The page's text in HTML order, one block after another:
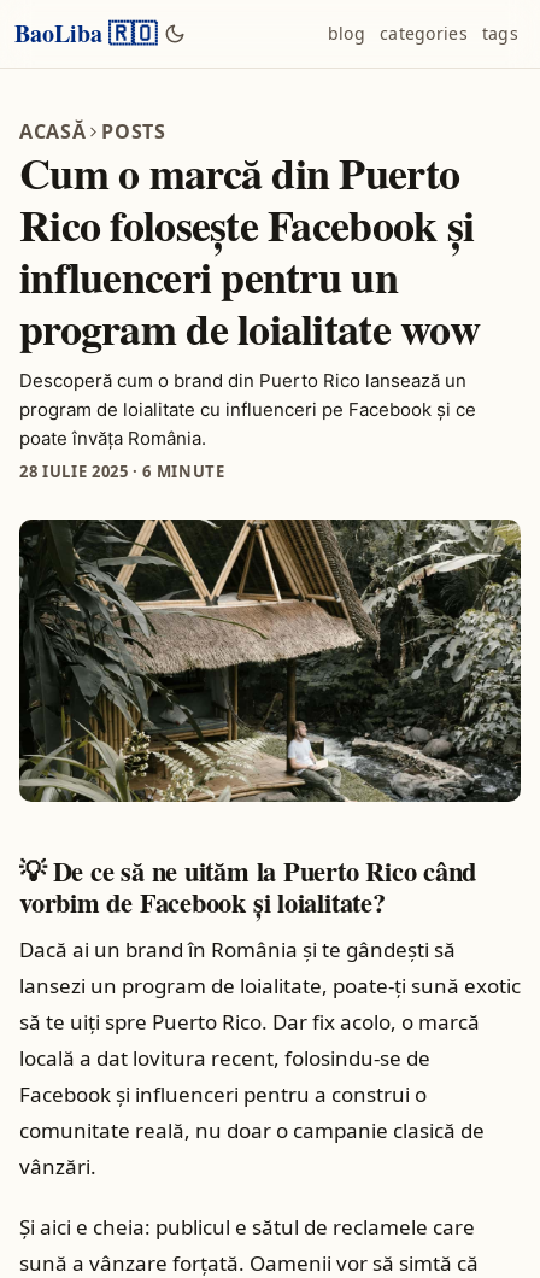
BaoLiba 🇷🇴 blog categories tags
ACASĂ POSTS
Cum o marcă din Puerto
Rico folosește Facebook și
influenceri pentru un
program de loialitate wow
Descoperă cum o brand din Puerto Rico lansează un
program de loialitate cu influenceri pe Facebook și ce
poate învăța România.
28 IULIE 2025 ·6 MINUTE
💡 De ce să ne uităm la Puerto Rico când
vorbim de Facebook și loialitate?
Dacă ai un brand în România și te gândești să
lansezi un program de loialitate, poate-ți sună exotic
să te uiți spre Puerto Rico. Dar fix acolo, o marcă
locală a dat lovitura recent, folosindu-se de
Facebook și influenceri pentru a construi o
comunitate reală, nu doar o campanie clasică de
vânzări.
Și aici e cheia: publicul e sătul de reclamele care
sună a vânzare forțată. Oamenii vor să simtă că